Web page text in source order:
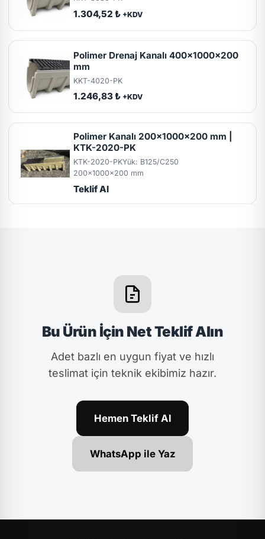
1.304,52 ₺ +KDV
Polimer Drenaj Kanalı 400x1000x200
mm
KKT-4020-PK
1.246,83 ₺ +KDV
Polimer Kanalı 200x1000x200 mm |
KTK-2020-PK
KTK-2020-PKYük: B125/C250
200x1000x200 mm
Teklif Al
Bu Ürün İçin Net Teklif Alın
Adet bazlı en uygun fiyat ve hızlı
teslimat için teknik ekibimiz hazır.
Hemen Teklif Al
WhatsApp ile Yaz